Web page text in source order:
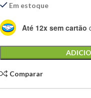
Em estoque
Até 12x sem cartão
Comparar